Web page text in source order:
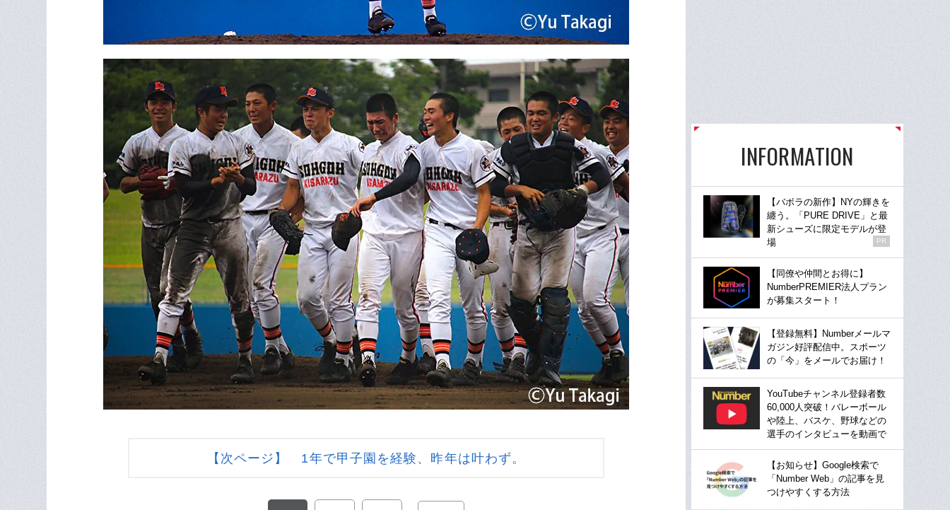
【次ページ】 1年で甲子園を経験、昨年は叶わず。
INFORMATION
【バボラの新作】NYの輝きを
纏う。「PURE DRIVE」と最
新シューズに限定モデルが登
場
PR
【同僚や仲間とお得に】
NumberPREMIER法人プラン
が募集スタート！
【登録無料】Numberメールマ
ガジン好評配信中。スポーツ
の「今」をメールでお届け！
YouTubeチャンネル登録者数
60,000人突破！バレーボール
や陸上、バスケ、野球などの
選手のインタビューを動画で
【お知らせ】Google検索で
「Number Web」の記事を見
つけやすくする方法